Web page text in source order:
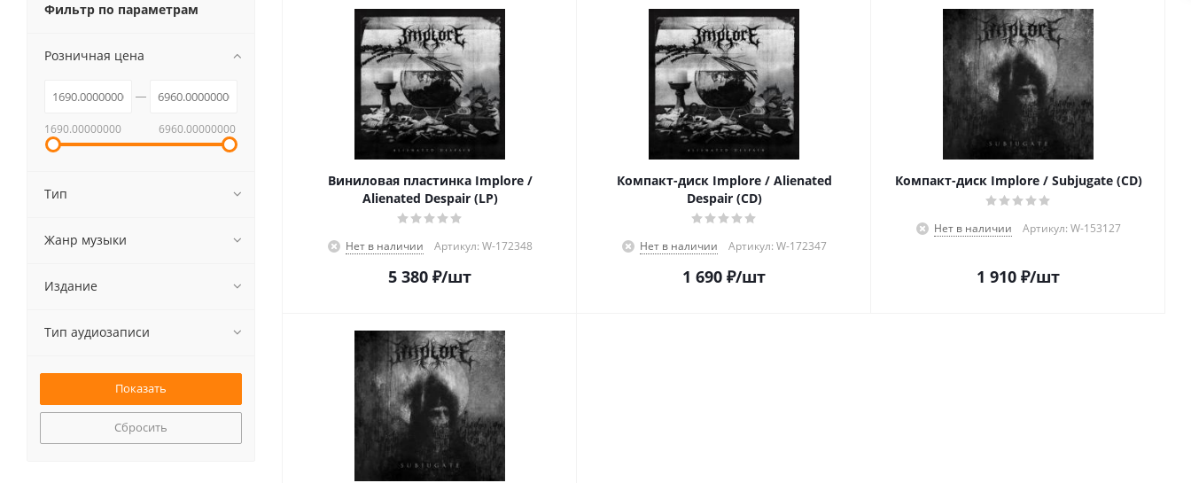
Виниловая пластинка Implore /
Alienated Despair (LP)
Нет в наличии Артикул: W-172348
5 380 ₽/шт
Компакт-диск Implore / Alienated
Despair (CD)
Нет в наличии Артикул: W-172347
1 690 ₽/шт
Компакт-диск Implore / Subjugate (CD)
Нет в наличии Артикул: W-153127
1 910 ₽/шт
Фильтр по параметрам
Розничная цена
1690.00000000 6960.00000000
Тип
Жанр музыки
Издание
Тип аудиозаписи
Сбросить